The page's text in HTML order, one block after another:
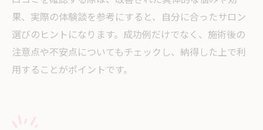
果、実際の体験談を参考にすると、自分に合ったサロン
選びのヒントになります。成功例だけでなく、施術後の
注意点や不安点についてもチェックし、納得した上で利
用することがポイントです。